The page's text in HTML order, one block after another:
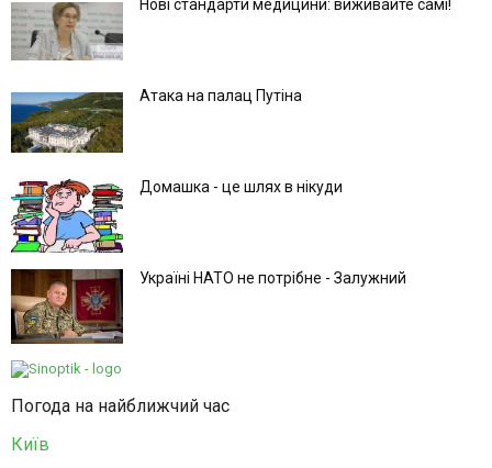
Нові стандарти медицини: виживайте самі!
Атака на палац Путіна
Домашка - це шлях в нікуди
Україні НАТО не потрібне - Залужний
Погода на найближчий час
Київ